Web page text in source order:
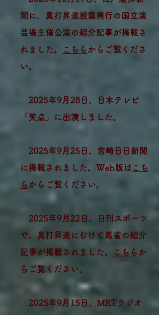
聞に、真打昇進披露興行の国立演
芸場主催公演の紹介記事が掲載さ
れました。
こちら からご覧くださ
い。
2025年9月28日、日本テレビ
「 笑点 」に出演しました。
2025年9月25日、宮崎日日新聞
に掲載されました。Web版は こち
ら からご覧ください。
2025年9月22日、日刊スポーツ
で、真打昇進にむけて馬雀の紹介
記事が掲載されました。
こちら か
らご覧ください。
2025年9月15日、MRTラジオ